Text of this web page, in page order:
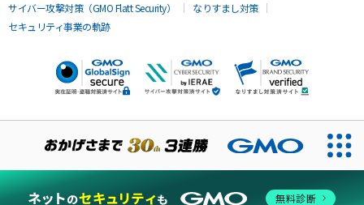
サイバー攻撃対策（GMO Flatt Security）
なりすまし対策
セキュリティ事業の軌跡
無料診断